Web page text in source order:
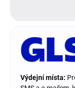
Výdejní místa: